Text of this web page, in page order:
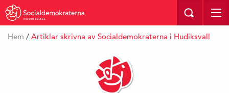
HUDIKSVALL
Hem / Artiklar skrivna av Socialdemokraterna i Hudiksvall